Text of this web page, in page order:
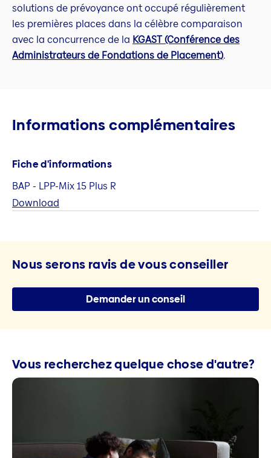
solutions de prévoyance ont occupé régulièrement
les premières places dans la célèbre comparaison
avec la concurrence de la KGAST (Conférence des
Administrateurs de Fondations de Placement).
Informations complémentaires
Fiche d'informations
BAP - LPP-Mix 15 Plus R
Download
Nous serons ravis de vous conseiller
Demander un conseil
Vous recherchez quelque chose d'autre?